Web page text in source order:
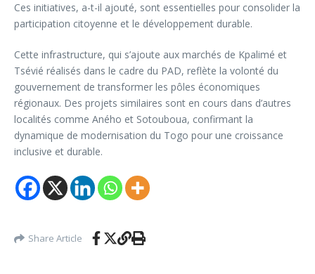
Ces initiatives, a-t-il ajouté, sont essentielles pour consolider la
participation citoyenne et le développement durable.
Cette infrastructure, qui s’ajoute aux marchés de Kpalimé et
Tsévié réalisés dans le cadre du PAD, reflète la volonté du
gouvernement de transformer les pôles économiques
régionaux. Des projets similaires sont en cours dans d’autres
localités comme Aného et Sotouboua, confirmant la
dynamique de modernisation du Togo pour une croissance
inclusive et durable.
Share Article